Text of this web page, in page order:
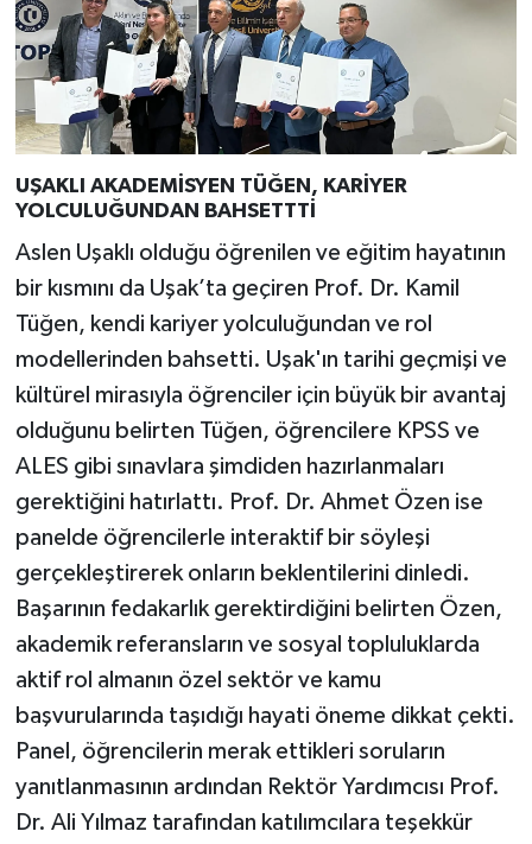
UŞAKLI AKADEMİSYEN TÜĞEN, KARİYER
YOLCULUĞUNDAN BAHSETTTİ
Aslen Uşaklı olduğu öğrenilen ve eğitim hayatının
bir kısmını da Uşak’ta geçiren Prof. Dr. Kamil
Tüğen, kendi kariyer yolculuğundan ve rol
modellerinden bahsetti. Uşak'ın tarihi geçmişi ve
kültürel mirasıyla öğrenciler için büyük bir avantaj
olduğunu belirten Tüğen, öğrencilere KPSS ve
ALES gibi sınavlara şimdiden hazırlanmaları
gerektiğini hatırlattı. Prof. Dr. Ahmet Özen ise
panelde öğrencilerle interaktif bir söyleşi
gerçekleştirerek onların beklentilerini dinledi.
Başarının fedakarlık gerektirdiğini belirten Özen,
akademik referansların ve sosyal topluluklarda
aktif rol almanın özel sektör ve kamu
başvurularında taşıdığı hayati öneme dikkat çekti.
Panel, öğrencilerin merak ettikleri soruların
yanıtlanmasının ardından Rektör Yardımcısı Prof.
Dr. Ali Yılmaz tarafından katılımcılara teşekkür